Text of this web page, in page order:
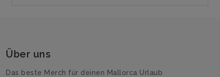
Über uns
Das beste Merch für deinen Mallorca Urlaub